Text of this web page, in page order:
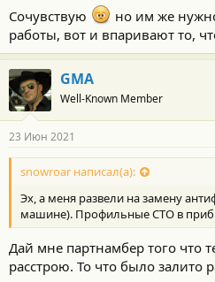
Сочувствую
но им же
работы, вот и впаривают то,
GMA
Well-Known Member
23 Июн 2021
snowroar написал(а):
Эх, а меня развели на замену
машине). Профильные СТО в
Дай мне партнамбер того что
расстрою. То что было залито